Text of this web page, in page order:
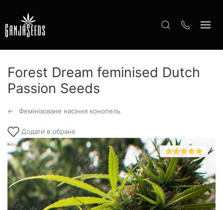
Forest Dream feminised Dutch
Passion Seeds
Фемінізоване насіння конопель
Додати в обране